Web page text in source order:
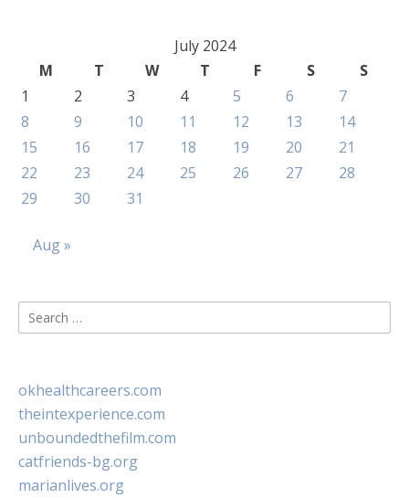
July 2024
M
T W T F S
S
1
2 3 4 5 6
7
8
9 10 11 12 13
14
15
16 17 18 19 20
21
22
23 24 25 26 27
28
29
30 31
Aug »
Search
for:
okhealthcareers.com
theintexperience.com
unboundedthefilm.com
catfriends-bg.org
marianlives.org